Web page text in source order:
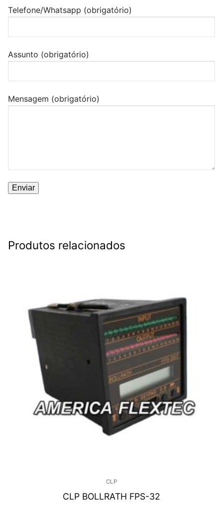
Telefone/Whatsapp (obrigatório)
Assunto (obrigatório)
Mensagem (obrigatório)
Produtos relacionados
CLP
CLP BOLLRATH FPS-32